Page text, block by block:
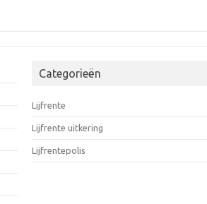
Categorieën
Lijfrente
Lijfrente uitkering
Lijfrentepolis